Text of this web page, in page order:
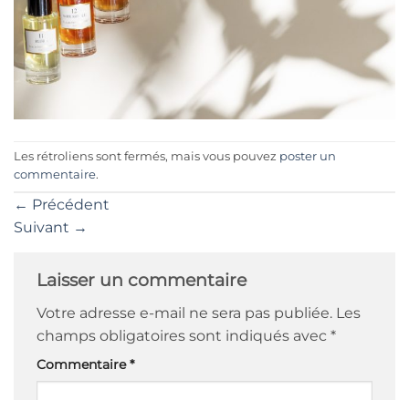
Les rétroliens sont fermés, mais vous pouvez poster un
commentaire.
← Précédent
Suivant →
Laisser un commentaire
Votre adresse e-mail ne sera pas publiée. Les
champs obligatoires sont indiqués avec *
Commentaire*